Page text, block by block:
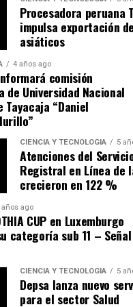
por más
de 2025, CENARES
Directa N.°
para la adquisición
Cloruro de Sodio de 1Lt.
MINSA fue
E.I.R.L.por un monto
(a S/ 4.35 por unidad).
no era de origen
Sanitario EE-
de DIGEMID
Procesadora peruana
impulsa exportación
asiáticos
4 años ago
comisión
de Universidad Nacional
Tayacaja “Daniel
CIENCIA Y TECNOLOGÍA 5
Atenciones del
Registral en Línea de
crecieron en 122 %
años ago
CUP en Luxemburgo
categoría sub 11 – Señal
CIENCIA Y TECNOLOGÍA 5
Depsa lanza nuevo
para el sector Salud